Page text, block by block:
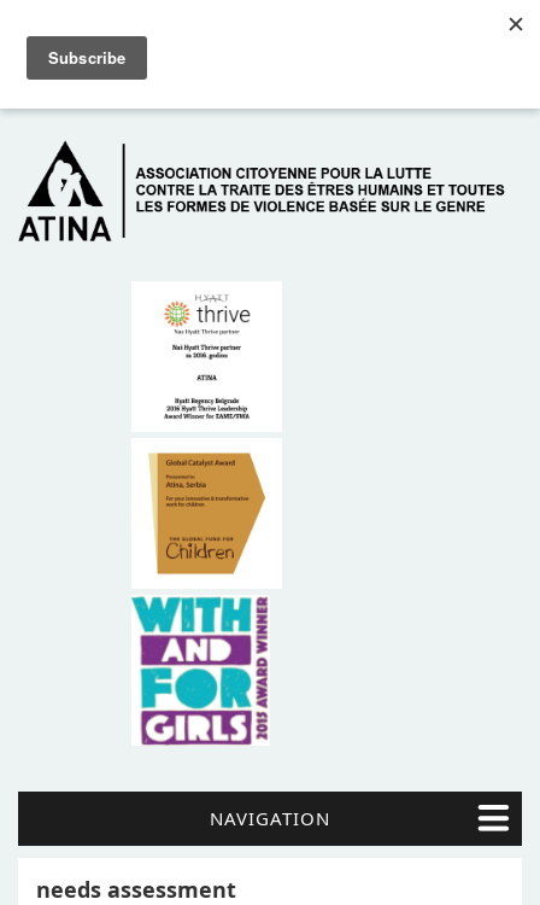
À PROPOS DE NOUS
NAVIGATION
needs assessment